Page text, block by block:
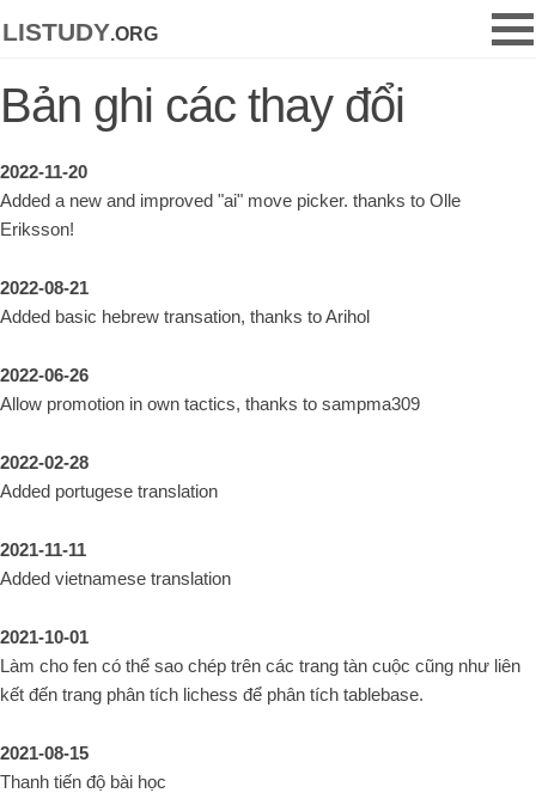
listudy.org
Bản ghi các thay đổi
2022-11-20
Added a new and improved "ai" move picker. thanks to Olle
Eriksson!
2022-08-21
Added basic hebrew transation, thanks to Arihol
2022-06-26
Allow promotion in own tactics, thanks to sampma309
2022-02-28
Added portugese translation
2021-11-11
Added vietnamese translation
2021-10-01
Làm cho fen có thể sao chép trên các trang tàn cuộc cũng như liên
kết đến trang phân tích lichess để phân tích tablebase.
2021-08-15
Thanh tiến độ bài học